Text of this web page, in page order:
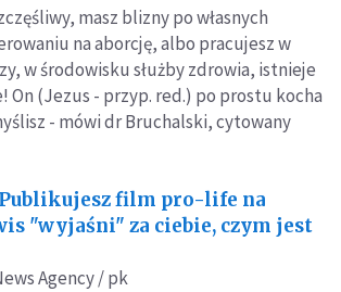
masz blizny po własnych
na aborcję, albo pracujesz w
w środowisku służby zdrowia, istnieje
On (Jezus - przyp. red.) po prostu kocha
- mówi dr Bruchalski, cytowany
Publikujesz film pro-life na
"wyjaśni" za ciebie, czym jest
Agency / pk